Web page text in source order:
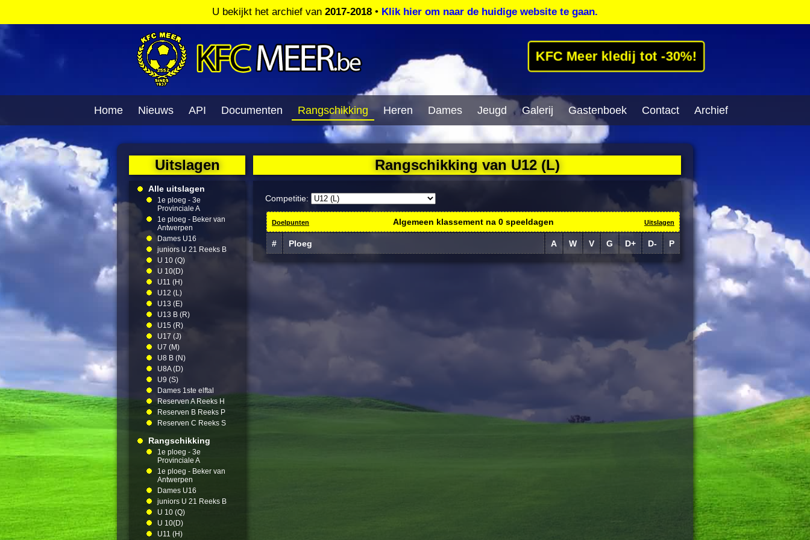
U bekijkt het archief van 2017-2018 • Klik hier om naar de huidige website te gaan.
KFC Meer kledij tot -30%!
Home Nieuws API Documenten Rangschikking Heren Dames Jeugd Galerij Gastenboek Contact Archief
Uitslagen
Alle uitslagen
1e ploeg - 3e
Provinciale A
1e ploeg - Beker van
Antwerpen
Dames U16
juniors U 21 Reeks B
U 10 (Q)
U 10(D)
U11 (H)
U12 (L)
U13 (E)
U13 B (R)
U15 (R)
U17 (J)
U7 (M)
U8 B (N)
U8A (D)
U9 (S)
Dames 1ste elftal
Reserven A Reeks H
Reserven B Reeks P
Reserven C Reeks S
Rangschikking
1e ploeg - 3e
Provinciale A
1e ploeg - Beker van
Antwerpen
Dames U16
juniors U 21 Reeks B
U 10 (Q)
U 10(D)
U11 (H)
Rangschikking van U12 (L)
Competitie:
Doelpunten Algemeen klassement na 0speeldagen Uitslagen
# Ploeg A W V G D+ D- P